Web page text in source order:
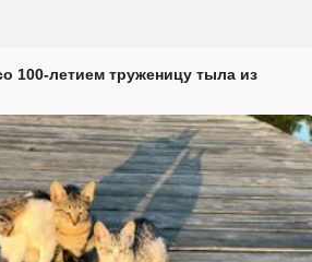
100-летием труженицу тыла из